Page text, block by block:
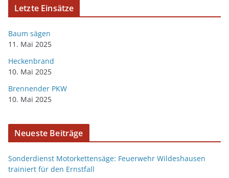
Letzte Einsätze
Baum sägen
11. Mai 2025
Heckenbrand
10. Mai 2025
Brennender PKW
10. Mai 2025
Neueste Beiträge
Sonderdienst Motorkettensäge: Feuerwehr Wildeshausen
trainiert für den Ernstfall